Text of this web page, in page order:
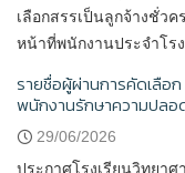
เลือกสรรเป็นลูกจ้างชั่ว
หน้าที่พนักงานประจำโร
รายชื่อผู้ผ่านการคัดเลือ
พนักงานรักษาความปลอ
29/06/2026
ประกาศโรงเรียนวิทยา